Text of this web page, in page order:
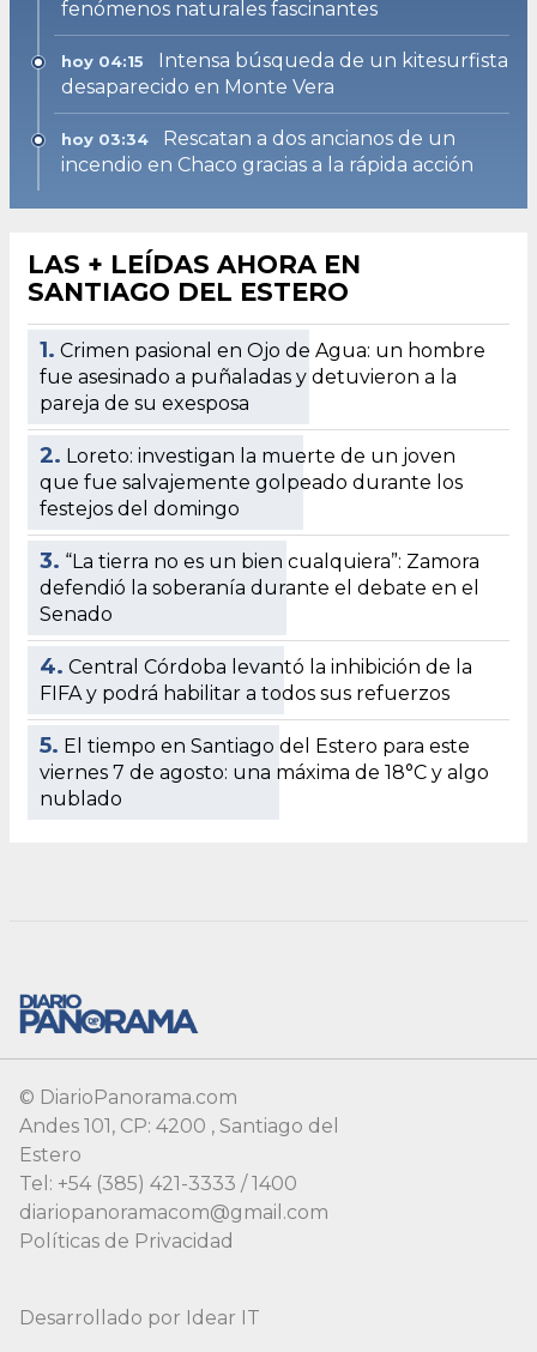
© DiarioPanorama.com
Andes 101, CP: 4200 , Santiago del
Estero
Tel: +54 (385) 421-3333 / 1400
diariopanoramacom@gmail.com
Políticas de Privacidad
Desarrollado por Idear IT